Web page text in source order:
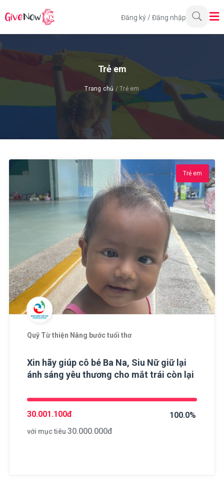
Đăng ký /Đăng nhập
Trẻ em
Trang chủ / Trẻ em
Trẻ em
Quỹ Từ thiện Nâng bước tuổi thơ
Xin hãy giúp cô bé Ba Na, Siu Nữ giữ lại
ánh sáng yêu thương cho mắt trái còn lại
100.0%
30.001.100đ
với mục tiêu 30.000.000đ